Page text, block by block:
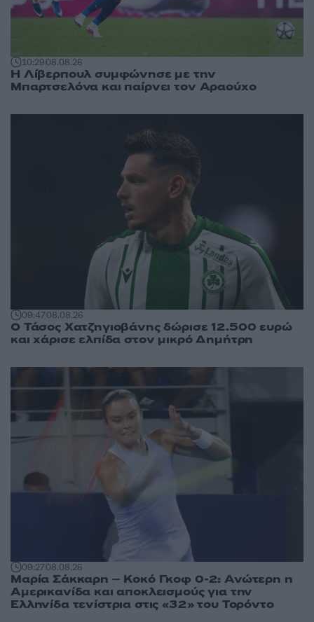
10:2908.08.26
Η Λίβερπουλ συμφώνησε με την
Μπαρτσελόνα και παίρνει τον Αραούχο
09:4708.08.26
Ο Τάσος Χατζηγιοβάνης δώρισε 12.500 ευρώ
και χάρισε ελπίδα στον μικρό Δημήτρη
09:2708.08.26
Μαρία Σάκκαρη – Κοκό Γκοφ 0-2: Ανώτερη η
Αμερικανίδα και αποκλεισμούς για την
Ελληνίδα τενίστρια στις «32» του Τορόντο